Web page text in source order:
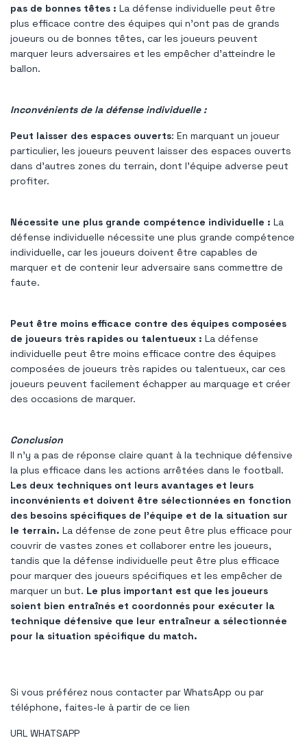
pas de bonnes têtes : La défense individuelle peut être
plus efficace contre des équipes qui n'ont pas de grands
joueurs ou de bonnes têtes, car les joueurs peuvent
marquer leurs adversaires et les empêcher d'atteindre le
ballon.
Inconvénients de la défense individuelle :
Peut laisser des espaces ouverts: En marquant un joueur
particulier, les joueurs peuvent laisser des espaces ouverts
dans d'autres zones du terrain, dont l'équipe adverse peut
profiter.
Nécessite une plus grande compétence individuelle : La
défense individuelle nécessite une plus grande compétence
individuelle, car les joueurs doivent être capables de
marquer et de contenir leur adversaire sans commettre de
faute.
Peut être moins efficace contre des équipes composées
de joueurs très rapides ou talentueux : La défense
individuelle peut être moins efficace contre des équipes
composées de joueurs très rapides ou talentueux, car ces
joueurs peuvent facilement échapper au marquage et créer
des occasions de marquer.
Conclusion
Il n’y a pas de réponse claire quant à la technique défensive
la plus efficace dans les actions arrêtées dans le football.
Les deux techniques ont leurs avantages et leurs
inconvénients et doivent être sélectionnées en fonction
des besoins spécifiques de l’équipe et de la situation sur
le terrain. La défense de zone peut être plus efficace pour
couvrir de vastes zones et collaborer entre les joueurs,
tandis que la défense individuelle peut être plus efficace
pour marquer des joueurs spécifiques et les empêcher de
marquer un but. Le plus important est que les joueurs
soient bien entraînés et coordonnés pour exécuter la
technique défensive que leur entraîneur a sélectionnée
pour la situation spécifique du match.
Si vous préférez nous contacter par WhatsApp ou par
téléphone, faites-le à partir de ce lien
URL WHATSAPP